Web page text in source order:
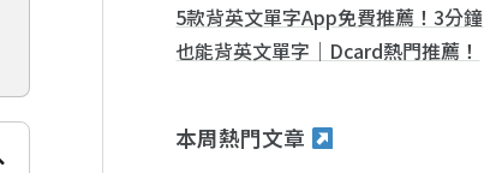
5款背英文單字App免費推薦！3分鐘
也能背英文單字｜Dcard熱門推薦！
本周熱門文章